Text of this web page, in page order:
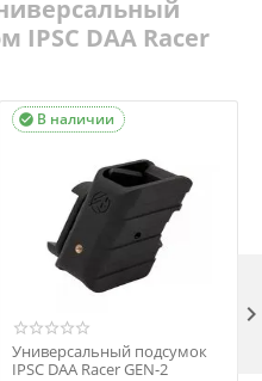
IPSC DAA Racer
В наличии

Универсальный подсумок
IPSC DAA Racer GEN-2